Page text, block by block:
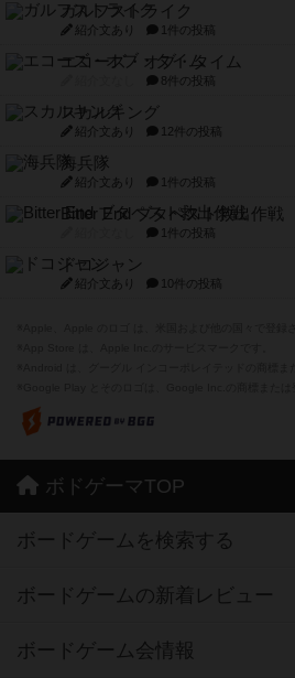
ガルフストライク
紹介文あり 1件の投稿
エコーズ・オブ・タイム
8件の投稿
スカルキング
紹介文あり 12件の投稿
海兵隊
紹介文あり 1件の投稿
Bitter End ブタペスト救出作戦
1件の投稿
ドコジャン
紹介文あり 10件の投稿
ボドゲーマTOP
ボードゲームを検索する
ボードゲームの新着レビュー
ボードゲーム会情報